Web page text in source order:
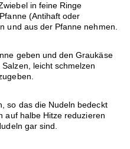
in feine Ringe
(Antihaft oder
und aus der Pfanne nehmen.
geben und den Graukäse
leicht schmelzen
so das die Nudeln bedeckt
auf halbe Hitze reduzieren
gar sind.